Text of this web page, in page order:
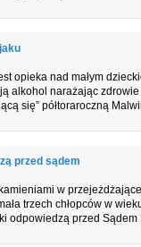
opieka nad małym
alkohol narażając
się” półtoraroczną
przed sądem
w
trzech chłopców w
odpowiedzą przed